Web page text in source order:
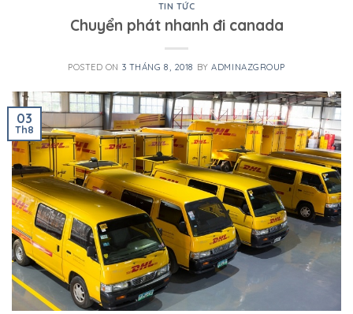
TIN TỨC
Chuyển phát nhanh đi canada
POSTED ON 3 THÁNG 8, 2018 BYADMINAZGROUP
03
Th8